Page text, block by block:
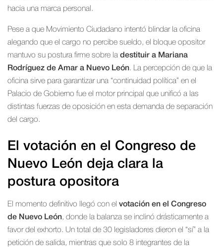
hacia una marca personal.
Pese a que Movimiento Ciudadano intentó blindar la oficina
alegando que el cargo no percibe sueldo, el bloque opositor
mantuvo su postura firme sobre la destituir a Mariana
Rodríguez de Amar a Nuevo León. La percepción de que la
oficina sirve para garantizar una “continuidad política” en el
Palacio de Gobierno fue el motor principal que unificó a las
distintas fuerzas de oposición en esta demanda de separación
del cargo.
El votación en el Congreso de
Nuevo León deja clara la
postura opositora
El momento definitivo llegó con el votación en el Congreso
de Nuevo León, donde la balanza se inclinó drásticamente a
favor del exhorto. Un total de 30 legisladores dieron el “sí” a la
petición de salida, mientras que solo 8 integrantes de la